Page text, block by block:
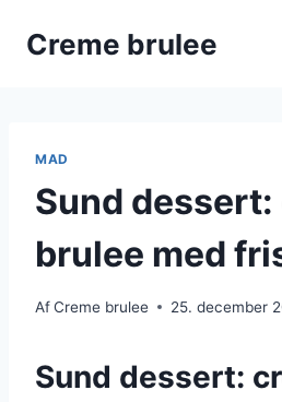
Creme brulee
MAD
Sund dessert:
brulee med
AfCreme brulee 25. december
Sund dessert: